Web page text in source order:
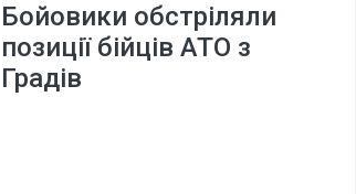
Бойовики обстріляли
позиції бійців АТО з
Градів